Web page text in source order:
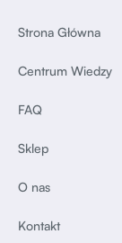
Strona Główna
Centrum Wiedzy
FAQ
Sklep
O nas
Kontakt